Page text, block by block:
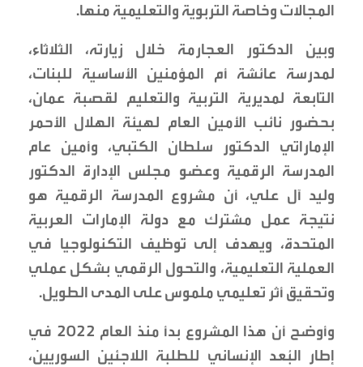
المجالات وخاصة التربوية والتعليمية منها.
وبين الدكتور العجارمة خلال زيارته، الثلاثاء،
لمدرسة عائشة أم المؤمنين الأساسية للبنات،
التابعة لمديرية التربية والتعليم لقصبة عمان،
بحضور نائب الأمين العام لهيئة الهلال الأحمر
الإماراتي الدكتور سلطان الكتبي، وأمين عام
المدرسة الرقمية وعضو مجلس الإدارة الدكتور
وليد آل علي، أن مشروع المدرسة الرقمية هو
نتيجة عمل مشترك مع دولة الإمارات العربية
المتحدة، ويهدف إلى توظيف التكنولوجيا في
العملية التعليمية، والتحول الرقمي بشكل عملي
وتحقيق أثر تعليمي ملموس على المدى الطويل.
وأوضح أن هذا المشروع بدأ منذ العام 2022 في
إطار البُعد الإنساني للطلبة اللاجئين السوريين،